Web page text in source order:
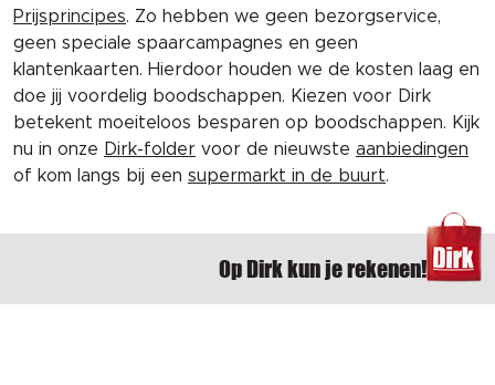
Prijsprincipes. Zo hebben we geen bezorgservice,
geen speciale spaarcampagnes en geen
klantenkaarten. Hierdoor houden we de kosten laag en
doe jij voordelig boodschappen. Kiezen voor Dirk
betekent moeiteloos besparen op boodschappen. Kijk
nu in onze Dirk-folder voor de nieuwste aanbiedingen
of kom langs bij een supermarkt in de buurt.
Op Dirk kun je rekenen!